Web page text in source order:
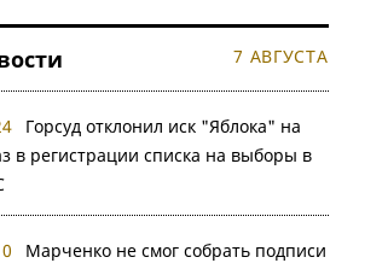
7 АВГУСТА
Горсуд отклонил иск "Яблока" на
в регистрации списка на выборы в
Марченко не смог собрать подписи